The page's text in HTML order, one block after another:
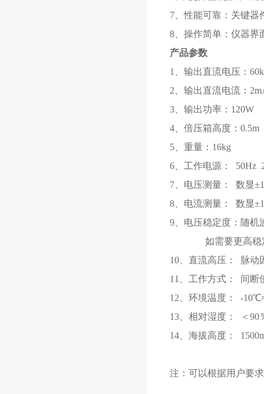
7、性能可靠：关键器
8、操作简单：仪器界
产品参数
1、输出直流电压：
2、输出直流电流：
3、输出功率：120W
4、倍压箱高度：0.5m
5、重量：16kg
6、工作电源：
7、电压测量
8、电流测量：
9、电压稳定度：随
如需要更高稳定
10、直流高压： 脉
11、工作方式： 间断
12、环境温度： -
13、相对湿度： ＜90
14、海拔高度：
注：可以根据用户要